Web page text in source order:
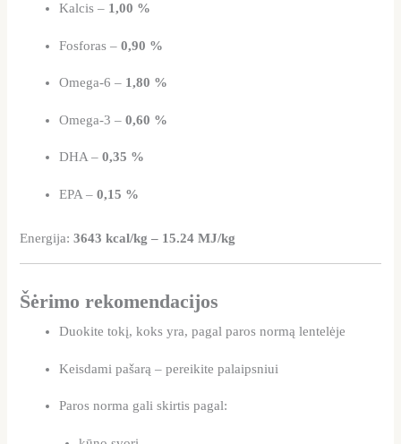
Kalcis – 1,00 %
Fosforas –0,90 %
Omega-6 – 1,80 %
Omega-3 –0,60 %
DHA –0,35 %
EPA –0,15 %
Energija:3643 kcal/kg – 15.24 MJ/kg
Šėrimo rekomendacijos
Duokite tokį, koks yra, pagal paros normą lentelėje
Keisdami pašarą – pereikite palaipsniui
Paros norma gali skirtis pagal: